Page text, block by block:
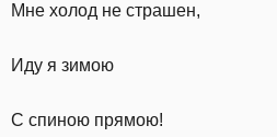
Мне холод не страшен,
Иду я зимою
С спиною прямою!